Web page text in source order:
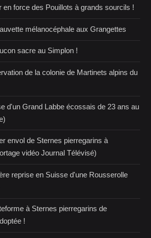
en force des Pouillots à grands sourcils !
mélanocéphale aux Grangettes
sacre au Simplon !
de la colonie de Martinets alpins du
d'un Grand Labbe écossais de 23 ans au
envol de Sternes pierregarins à
vidéo Journal Télévisé)
reprise en Suisse d'une Rousserolle
à Sternes pierregarins de
!